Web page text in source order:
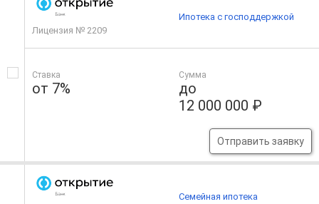
Лицензия № 2209
Ставка
от 7%
Сумма
до
12 000 000 ₽
Отправить заявку
Ипотека с господдержкой
Семейная ипотека